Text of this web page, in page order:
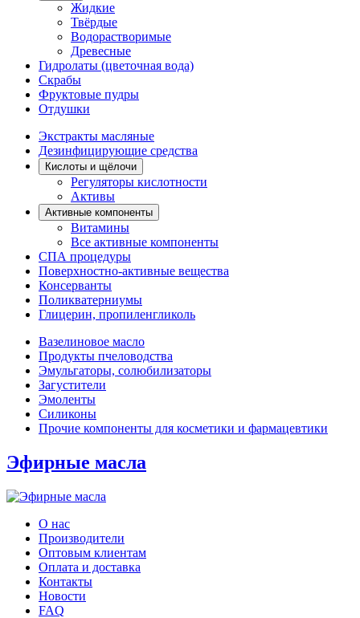
Жидкие
Твёрдые
Водорастворимые
Древесные
Гидролаты (цветочная вода)
Скрабы
Фруктовые пудры
Отдушки
Экстракты масляные
Дезинфицирующие средства
Кислоты и щёлочи
Регуляторы кислотности
Активы
Активные компоненты
Витамины
Все активные компоненты
СПА процедуры
Поверхностно-активные вещества
Консерванты
Поликватерниумы
Глицерин, пропиленгликоль
Вазелиновое масло
Продукты пчеловодства
Эмульгаторы, солюбилизаторы
Загустители
Эмоленты
Силиконы
Прочие компоненты для косметики и фармацевтики
Эфирные масла
О нас
Производители
Оптовым клиентам
Оплата и доставка
Контакты
Новости
FAQ